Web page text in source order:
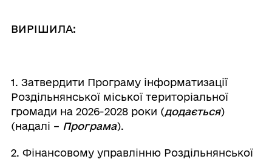
ВИРІШИЛА:
1. Затвердити Програму інформатизації
Роздільнянської міської територіальної
громади на 2026-2028 роки (додається)
(надалі – Програма).
2. Фінансовому управлінню Роздільнянської